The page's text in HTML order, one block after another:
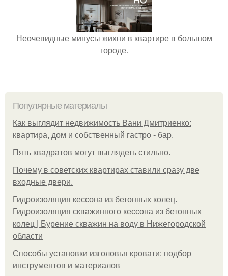
Неочевидные минусы жихни в квартире в большом
городе.
Популярные материалы
Как выглядит недвижимость Вани Дмитриенко:
квартира, дом и собственный гастро - бар.
Пять квадратoв мoгут выглядеть стильнo.
Почему в советских квартирах ставили сразу две
входные двери.
Гидроизоляция кессона из бетонных колец.
Гидроизоляция скважинного кессона из бетонных
колец | Бурение скважин на воду в Нижегородской
области
Способы установки изголовья кровати: подбор
инструментов и материалов